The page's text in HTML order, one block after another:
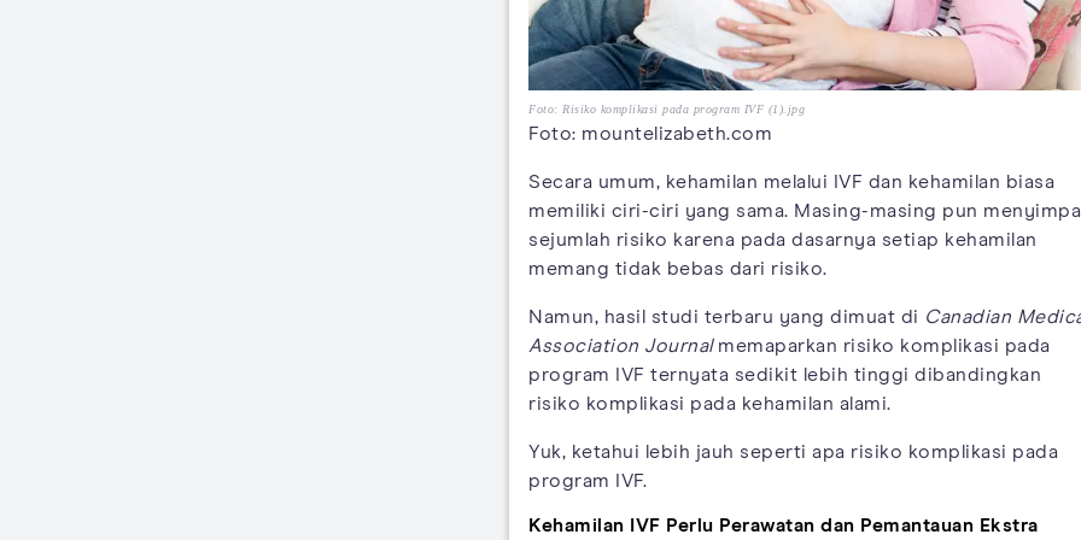
Foto: Risiko komplikasi pada program IVF (1).jpg
Foto: mountelizabeth.com
Secara umum, kehamilan melalui IVF dan kehamilan biasa
memiliki ciri-ciri yang sama. Masing-masing pun
sejumlah risiko karena pada dasarnya setiap kehamilan
memang tidak bebas dari risiko.
Namun, hasil studi terbaru yang dimuat di Canadian
Association Journalmemaparkan risiko komplikasi pada
program IVF ternyata sedikit lebih tinggi dibandingkan
risiko komplikasi pada kehamilan alami.
Yuk, ketahui lebih jauh seperti apa risiko komplikasi pada
program IVF.
Kehamilan IVF Perlu Perawatan dan Pemantauan Ekstra